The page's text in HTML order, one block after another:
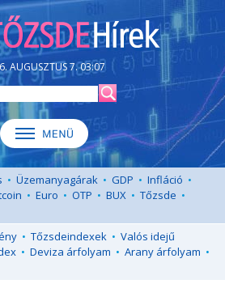
AUGUSZTUS 7. 03:07
• Üzemanyagárak • GDP • Infláció •
• Euro • OTP • BUX • Tőzsde •
• Tőzsdeindexek • Valós idejű
• Deviza árfolyam • Arany árfolyam •